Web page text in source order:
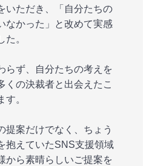
いただき、「自分たちの
なかった」と改めて実感
。
らず、自分たちの考えを
くの決裁者と出会えたこ
す。
提案だけでなく、ちょう
抱えていたSNS支援領域
から素晴らしいご提案を